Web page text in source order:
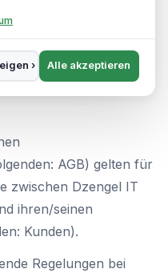
› Alle akzeptieren
Fragen
der
AGB) gelten für
zwischen Dzengel IT
ihren/seinen
Kunden).
Regelungen bei